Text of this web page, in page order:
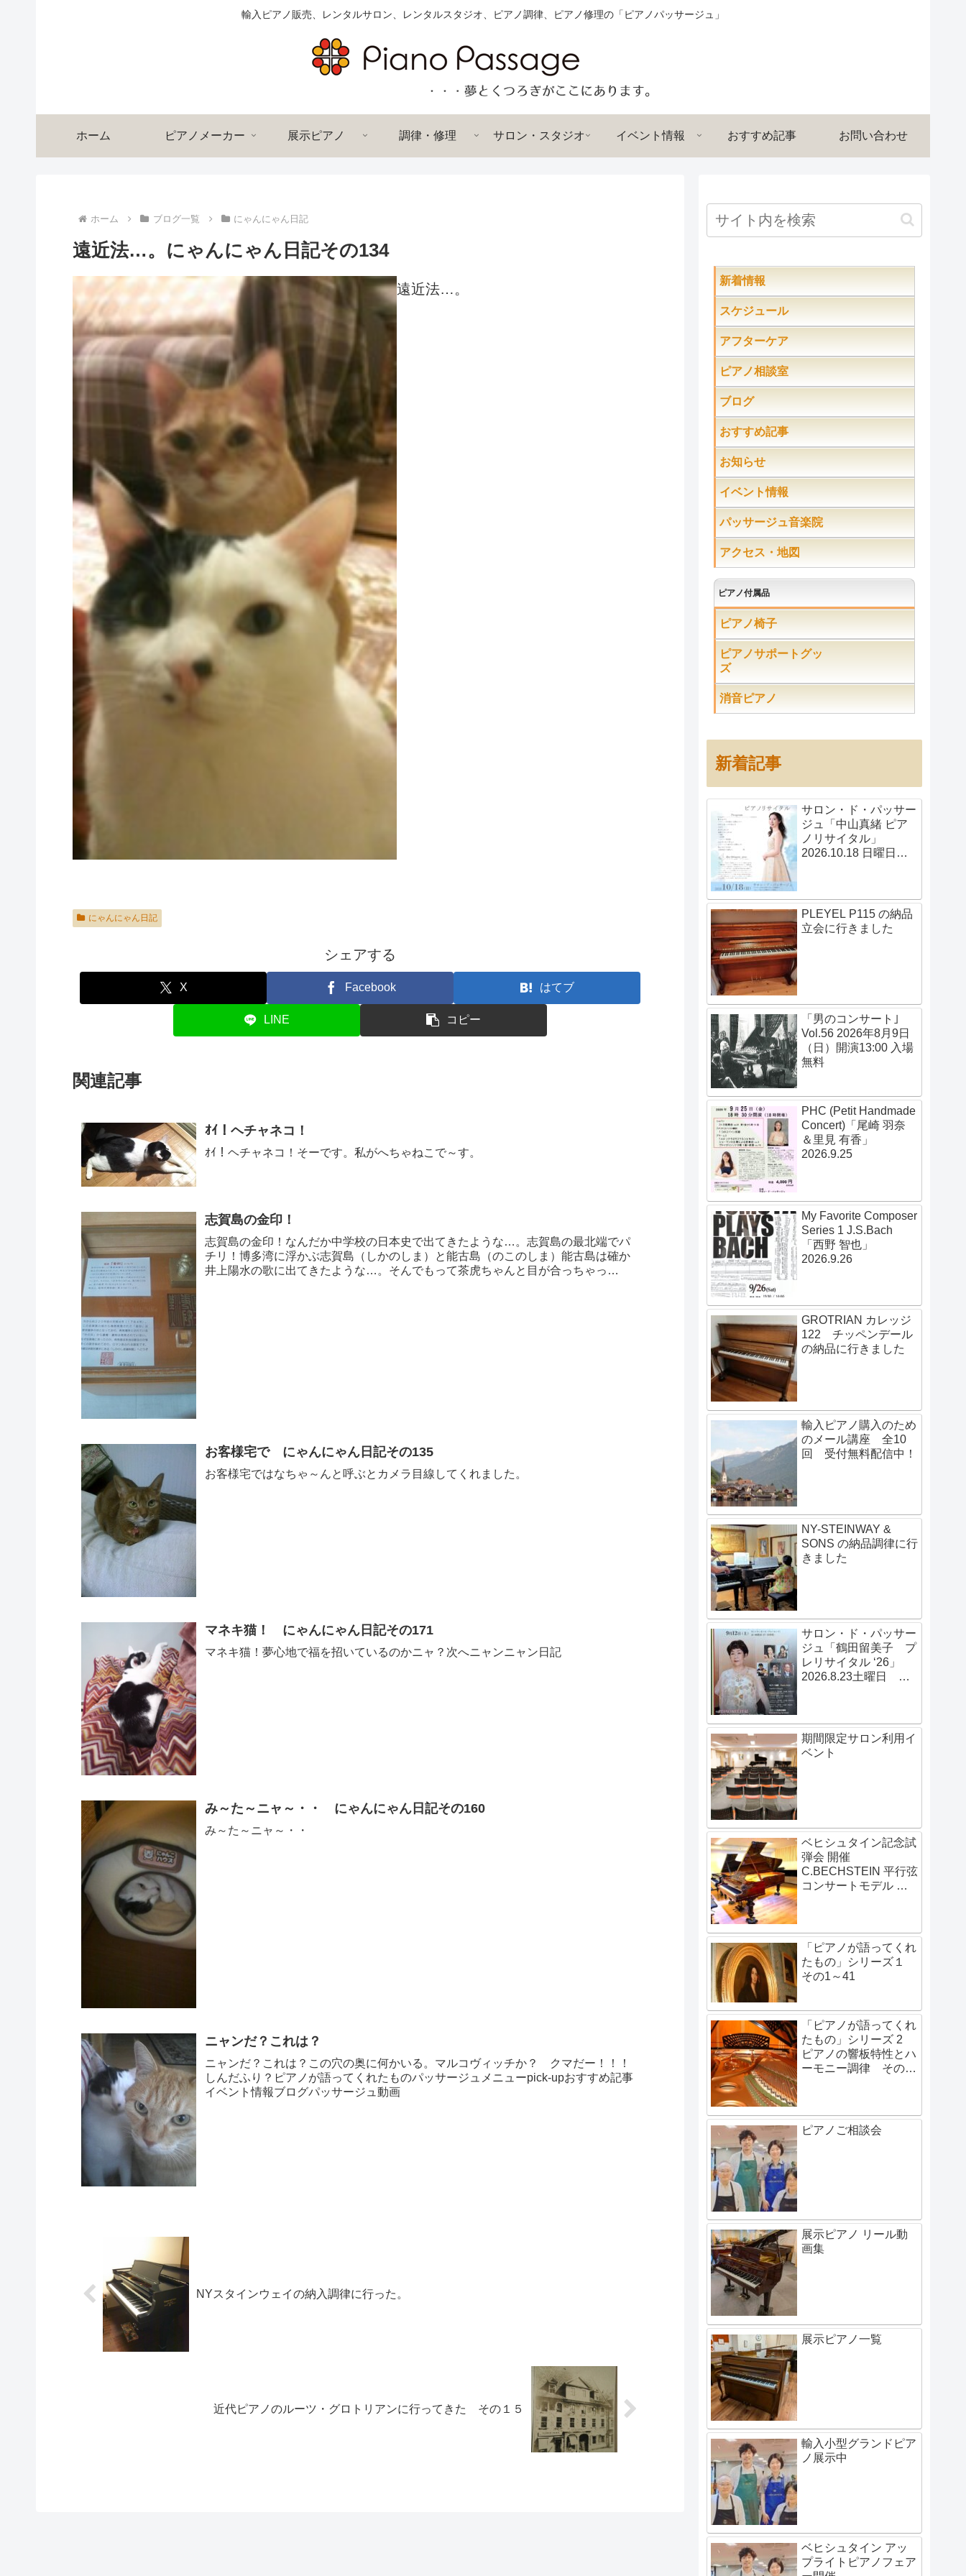
輸入ピアノ販売、レンタルサロン、レンタルスタジオ、ピアノ調律、ピアノ修理の「ピアノパッサージュ」
ホーム ピアノメーカー 展示ピアノ 調律・修理 サロン・スタジオ イベント情報 おすすめ記事 お問い合わせ
ホーム ブログ一覧 にゃんにゃん日記
遠近法…。にゃんにゃん日記その134
遠近法…。
にゃんにゃん日記
シェアする
X Facebook はてブ
LINE コピー
関連記事
ｵｲ！ヘチャネコ！
ｵｲ！ヘチャネコ！そーです。私がへちゃねこで～す。
志賀島の金印！
志賀島の金印！なんだか中学校の日本史で出てきたような…。志賀島の最北端でパ
チリ！博多湾に浮かぶ志賀島（しかのしま）と能古島（のこのしま）能古島は確か
井上陽水の歌に出てきたような…。そんでもって茶虎ちゃんと目が合っちゃっ
お客様宅で‏ にゃんにゃん日記その135
お客様宅で‏はなちゃ～んと呼ぶとカメラ目線してくれました。
マネキ猫！ にゃんにゃん日記その171
マネキ猫！夢心地で福を招いているのかニャ？次へニャンニャン日記
み～た～ニャ～・・ にゃんにゃん日記その160
み～た～ニャ～・・
ニャンだ？これは？
ニャンだ？これは？この穴の奥に何かいる。マルコヴィッチか？ クマだー！！！
しんだふり？ピアノが語ってくれたものパッサージュメニューpick-upおすすめ記事
イベント情報ブログパッサージュ動画
NYスタインウェイの納入調律に行った。
近代ピアノのルーツ・グロトリアンに行ってきた その１５
新着情報
スケジュール
アフターケア
ピアノ相談室
ブログ
おすすめ記事
お知らせ
イベント情報
パッサージュ音楽院
アクセス・地図
ピアノ付属品
ピアノ椅子
ピアノサポートグッ
ズ
消音ピアノ
新着記事
サロン・ド・パッサー
ジュ「中山真緒 ピア
ノリサイタル」
2026.10.18 日曜日
PLEYEL P115 の納品
立会に行きました
「男のコンサート｣
Vol.56 2026年8月9日
（日）開演13:00 入場
無料
PHC (Petit Handmade
Concert)「尾崎 羽奈
＆里見 有香」
2026.9.25
My Favorite Composer
Series 1 J.S.Bach
「西野 智也」
2026.9.26
GROTRIAN カレッジ
122 チッペンデール
の納品に行きました
輸入ピアノ購入のため
のメール講座 全10
回 受付無料配信中！
NY-STEINWAY &
SONS の納品調律に行
きました
サロン・ド・パッサー
ジュ「鶴田留美子 プ
レリサイタル ‘26」
2026.8.23土曜日
期間限定サロン利用イ
ベント
ベヒシュタイン記念試
弾会 開催
C.BECHSTEIN 平行弦
コンサートモデル 伝
「ピアノが語ってくれ
たもの」シリーズ１
その1～41
「ピアノが語ってくれ
たもの」シリーズ 2
ピアノの響板特性とハ
ーモニー調律 その1
ピアノご相談会
展示ピアノ リール動
画集
展示ピアノ一覧
輸入小型グランドピア
ノ展示中
ベヒシュタイン アッ
プライトピアノフェア